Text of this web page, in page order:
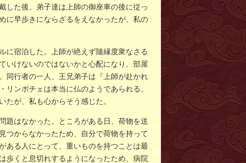
した後、弟子達は上師の御座車の後に従っ
に早歩きにならざるをえなかったが、私の
に宿泊した。上師が絶えず隨縁度衆なさる
いけないのではないかと心配になり、部屋
同行者の一人、王兄弟子は『上師が赴かれ
ンポチェは本当に仏のようであられる。
が、私も心からそう感じた。
題はなかった。ところがある日、荷物を送
つからなかったため、自分で荷物を持って
ある人にとって、重いものを持つことは最
歩くと息切れするようになったため、病院